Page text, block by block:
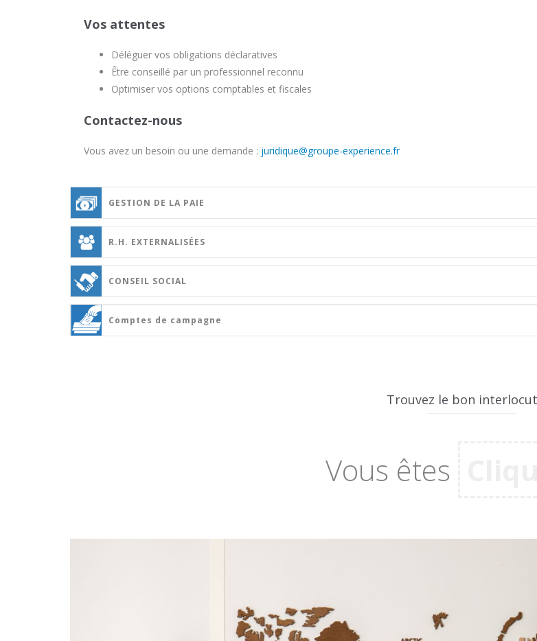
Vos attentes
Déléguer vos obligations déclaratives
Être conseillé par un professionnel reconnu
Optimiser vos options comptables et fiscales
Contactez-nous
Vous avez un besoin ou une demande : juridique@groupe-experience.fr
GESTION DE LA PAIE
R.H. EXTERNALISÉES
CONSEIL SOCIAL
Comptes de campagne
Trouvez le bon
Vous êtes